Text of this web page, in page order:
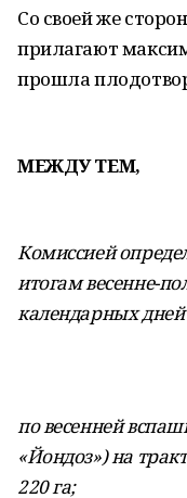
Со своей же
прилагают
прошла
МЕЖДУ ТЕМ,
Комиссией
итогам весенне-
календарных
по весенней
«Йондоз») на
220 га;